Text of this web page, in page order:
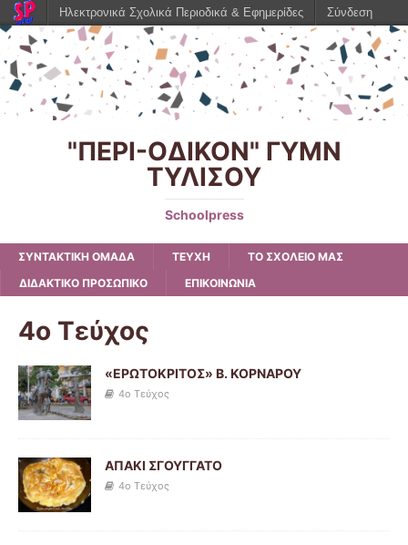
"ΠΕΡΙ-ΟΔΙΚΟΝ" ΓΥΜΝ
ΤΥΛΙΣΟΥ
Schoolpress
ΣΥΝΤΑΚΤΙΚΗ ΟΜΑΔΑ ΤΕΥΧΗ
ΤΟ ΣΧΟΛΕΙΟ ΜΑΣ
ΔΙΔΑΚΤΙΚΟ ΠΡΟΣΩΠΙΚΟ
ΕΠΙΚΟΙΝΩΝΙΑ
4ο Τεύχος
«ΕΡΩΤΟΚΡΙΤΟΣ» Β. ΚΟΡΝΑΡΟΥ
4ο Τεύχος
ΑΠΑΚΙ ΣΓΟΥΓΓΑΤΟ
4ο Τεύχος
Ηλεκτρονικά Σχολικά Περιοδικά & Εφημερίδες Σύνδεση